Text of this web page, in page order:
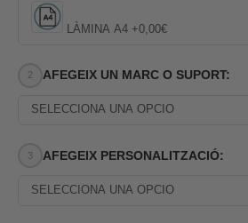
LÀMINA A4 +0,00€
AFEGEIX UN MARC O SUPORT:
SELECCIONA UNA OPCIÓ
AFEGEIX PERSONALITZACIÓ:
SELECCIONA UNA OPCIÓ